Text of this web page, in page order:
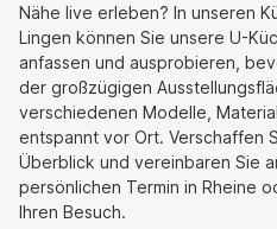
Nähe live erleben? In unseren
Lingen können Sie unsere U-
anfassen und ausprobieren,
der großzügigen
verschiedenen Modelle,
entspannt vor Ort. Verschaffen
Überblick und vereinbaren Sie
persönlichen Termin in Rheine
Ihren Besuch.